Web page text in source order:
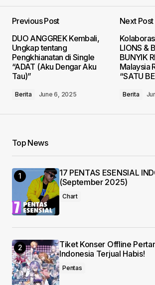
Required fields are marked*
Comment*
Save my name, email, and website
browser for the next time I comment.
Submit Comment
Previous Post
DUO ANGGREK Kembali,
Ungkap tentang
Pengkhianatan di Single
“ADAT (Aku Dengar Aku
Tau)”
Berita June 6, 2025
Next Post
LIONS &
BUNYIK
Malaysia
“SATU
Berita
Top News
17 PENTAS ESENSIAL
(September 2025)
Chart
Tiket Konser Offline
Indonesia Terjual Habis!
Pentas